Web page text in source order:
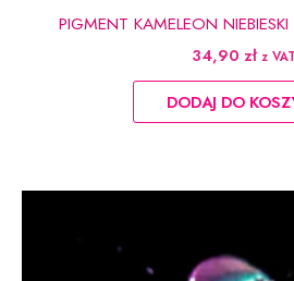
PIGMENT KAMELEON
34,90 zł z VAT
DODAJ DO